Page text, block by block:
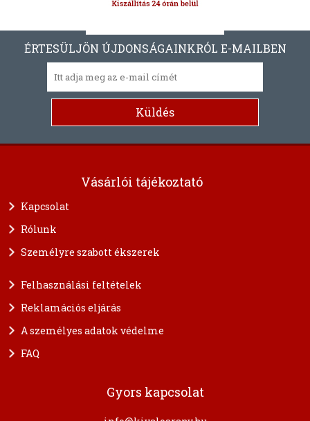
ÉRTESÜLJÖN ÚJDONSÁGAINKRÓL E-MAILBEN
Vásárlói tájékoztató
Kapcsolat
Rólunk
Személyre szabott ékszerek
Felhasználási feltételek
Reklamációs eljárás
A személyes adatok védelme
FAQ
Gyors kapcsolat